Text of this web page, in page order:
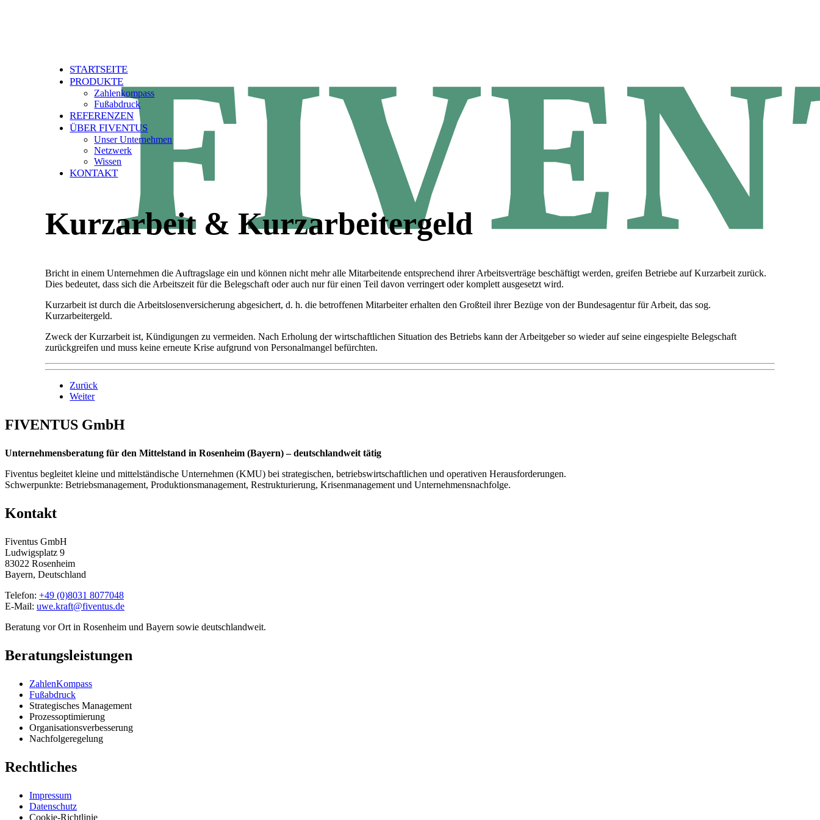
STARTSEITE
PRODUKTE
Zahlenkompass
Fußabdruck
REFERENZEN
ÜBER FIVENTUS
Unser Unternehmen
Netzwerk
Wissen
KONTAKT
Kurzarbeit & Kurzarbeitergeld
Bricht in einem Unternehmen die Auftragslage ein und können nicht mehr alle Mitarbeitende entsprechend ihrer Arbeitsverträge beschäftigt werden, greifen Betriebe auf Kurzarbeit zurück.
Dies bedeutet, dass sich die Arbeitszeit für die Belegschaft oder auch nur für einen Teil davon verringert oder komplett ausgesetzt wird.
Kurzarbeit ist durch die Arbeitslosenversicherung abgesichert, d. h. die betroffenen Mitarbeiter erhalten den Großteil ihrer Bezüge von der Bundesagentur für Arbeit, das sog.
Kurzarbeitergeld.
Zweck der Kurzarbeit ist, Kündigungen zu vermeiden. Nach Erholung der wirtschaftlichen Situation des Betriebs kann der Arbeitgeber so wieder auf seine eingespielte Belegschaft
zurückgreifen und muss keine erneute Krise aufgrund von Personalmangel befürchten.
Zurück
Weiter
FIVENTUS GmbH
Unternehmensberatung für den Mittelstand in Rosenheim (Bayern) – deutschlandweit tätig
Fiventus begleitet kleine und mittelständische Unternehmen (KMU) bei strategischen, betriebswirtschaftlichen und operativen Herausforderungen.
Schwerpunkte: Betriebsmanagement, Produktionsmanagement, Restrukturierung, Krisenmanagement und Unternehmensnachfolge.
Kontakt
Fiventus GmbH
Ludwigsplatz 9
83022 Rosenheim
Bayern, Deutschland
Telefon: +49 (0)8031 8077048
E-Mail: uwe.kraft@fiventus.de
Beratung vor Ort in Rosenheim und Bayern sowie deutschlandweit.
Beratungsleistungen
ZahlenKompass
Fußabdruck
Strategisches Management
Prozessoptimierung
Organisationsverbesserung
Nachfolgeregelung
Rechtliches
Impressum
Datenschutz
Cookie-Richtlinie